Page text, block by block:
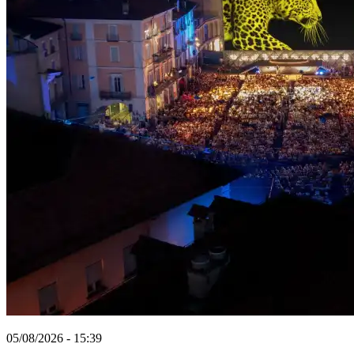
05/08/2026 - 15:39